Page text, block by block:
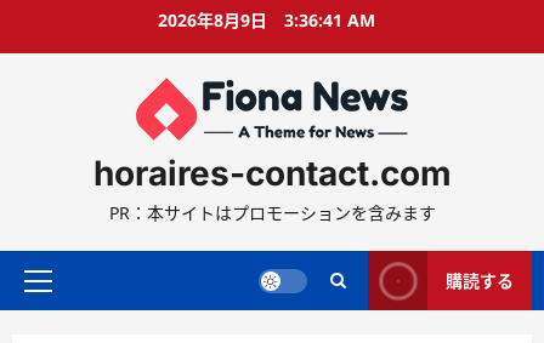
2026年8月9日 3:36:42 AM
horaires-contact.com
PR：本サイトはプロモーションを含みます
プ
購読する